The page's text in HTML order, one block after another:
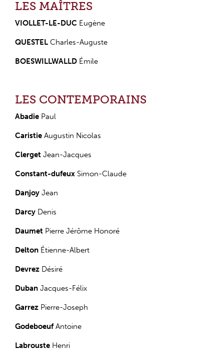
LES MAÎTRES
VIOLLET-LE-DUC Eugène
QUESTEL Charles-Auguste
BOESWILLWALLD Émile
LES CONTEMPORAINS
Abadie Paul
Caristie Augustin Nicolas
Clerget Jean-Jacques
Constant-dufeux Simon-Claude
Danjoy Jean
Darcy Denis
Daumet Pierre Jérôme Honoré
Delton Étienne-Albert
Devrez Désiré
Duban Jacques-Félix
Garrez Pierre-Joseph
GodeboeufAntoine
Labrouste Henri